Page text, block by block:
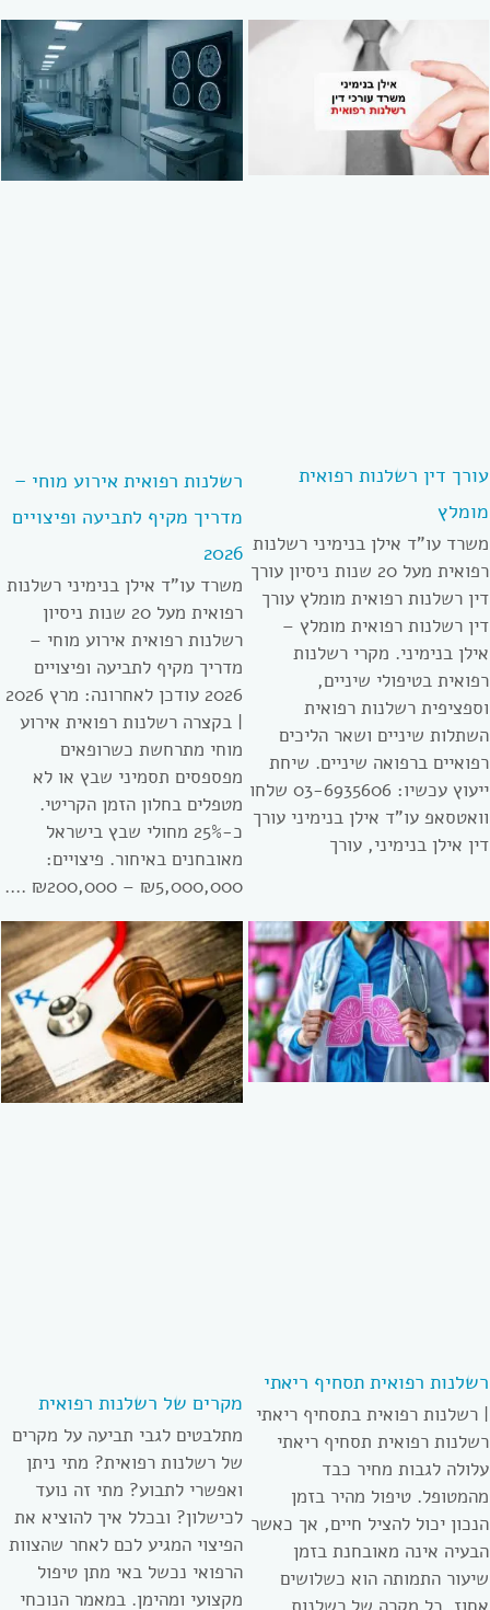
עורך דין רשלנות רפואית
מומלץ
משרד עו”ד אילן בנימיני רשלנות
רפואית מעל 20 שנות ניסיון עורך
דין רשלנות רפואית מומלץ עורך
דין רשלנות רפואית מומלץ –
אילן בנימיני. מקרי רשלנות
רפואית בטיפולי שיניים,
וספציפית רשלנות רפואית
השתלות שיניים ושאר הליכים
רפואיים ברפואה שיניים. שיחת
ייעוץ עכשיו: 03-6935606 שלחו
וואטסאפ עו”ד אילן בנימיני עורך
דין אילן בנימיני, עורך
רשלנות רפואית אירוע מוחי –
מדריך מקיף לתביעה ופיצויים
2026
משרד עו”ד אילן בנימיני רשלנות
רפואית מעל 20 שנות ניסיון
רשלנות רפואית אירוע מוחי –
מדריך מקיף לתביעה ופיצויים
2026 עודכן לאחרונה: מרץ 2026
| בקצרה רשלנות רפואית אירוע
מוחי מתרחשת כשרופאים
מפספסים תסמיני שבץ או לא
מטפלים בחלון הזמן הקריטי.
כ-25% מחולי שבץ בישראל
מאובחנים באיחור. פיצויים:
₪5,000,000 – ₪200,000 ….
רשלנות רפואית תסחיף ריאתי
| רשלנות רפואית בתסחיף ריאתי
רשלנות רפואית תסחיף ריאתי
עלולה לגבות מחיר כבד
מהמטופל. טיפול מהיר בזמן
הנכון יכול להציל חיים, אך כאשר
הבעיה אינה מאובחנת בזמן
שיעור התמותה הוא כשלושים
מקרים של רשלנות רפואית
מתלבטים לגבי תביעה על מקרים
של רשלנות רפואית? מתי ניתן
ואפשרי לתבוע? מתי זה נועד
לכישלון? ובכלל איך להוציא את
הפיצוי המגיע לכם לאחר שהצוות
הרפואי נכשל באי מתן טיפול
מקצועי ומהימן. במאמר הנוכחי